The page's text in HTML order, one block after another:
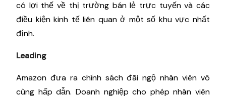
có lợi thế về thị trường bán lẻ trực tuyến và các
điều kiện kinh tế liên quan ở một số khu vực nhất
định.
Leading
Amazon đưa ra chính sách đãi ngộ nhân viên vô
cùng hấp dẫn. Doanh nghiệp cho phép nhân viên